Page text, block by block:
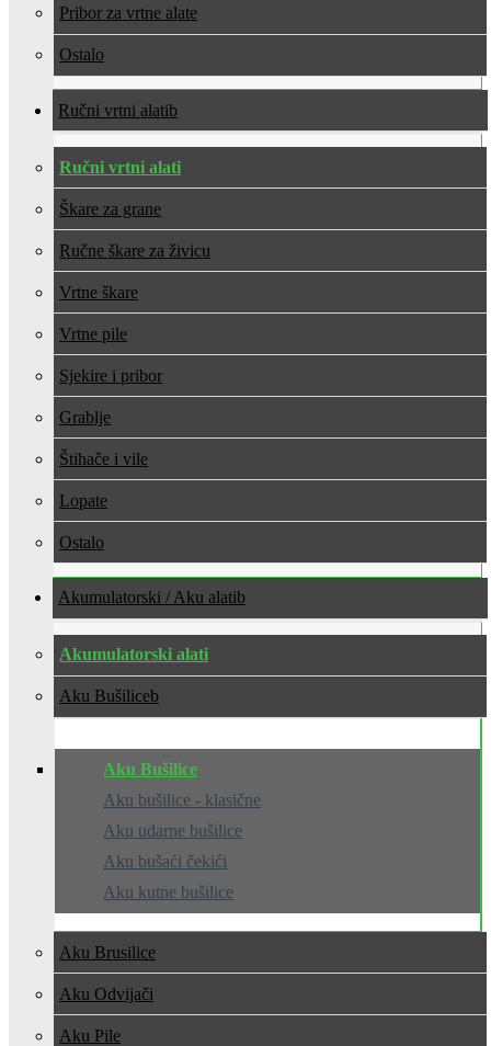
Pribor za vrtne alate
Ostalo
Ručni vrtni alati
Ručni vrtni alati
Škare za grane
Ručne škare za živicu
Vrtne škare
Vrtne pile
Sjekire i pribor
Grablje
Štihače i vile
Lopate
Ostalo
Akumulatorski / Aku alati
Akumulatorski alati
Aku Bušilice
Aku Bušilice
Aku bušilice - klasične
Aku udarne bušilice
Aku bušaći čekići
Aku kutne bušilice
Aku Brusilice
Aku Odvijači
Aku Pile